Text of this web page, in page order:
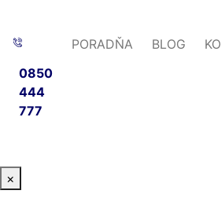
0850
444
777
PORADŇA BLOG
×